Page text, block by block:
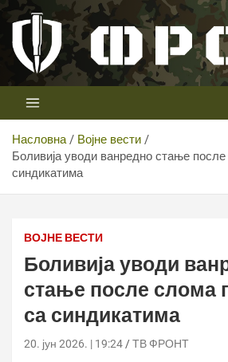
Скип
цонтент
Телевизија
Први војни канал у Србији
Насловна
Војне вести
Боливија уводи ванредно стање
синдикатима
ВОЈНЕ ВЕСТИ
Боливија уводи
стање после слома
са синдикатима
20. јун 2026. | 19:24 ТВ ФРОНТ